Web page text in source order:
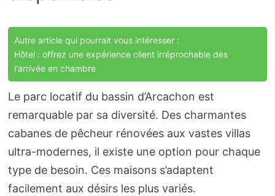
Autre article qui pourrait vous intéresser :
Hôtel : offrez une expérience client irréprochable dès
l'arrivée en chambre
Le parc locatif du bassin d’Arcachon est
remarquable par sa diversité. Des charmantes
cabanes de pêcheur rénovées aux vastes villas
ultra-modernes, il existe une option pour chaque
type de besoin. Ces maisons s’adaptent
facilement aux désirs les plus variés.